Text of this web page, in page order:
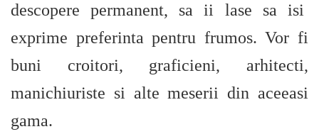
descopere permanent, sa ii lase sa isi
exprime preferinta pentru frumos. Vor fi
buni croitori, graficieni, arhitecti,
manichiuriste si alte meserii din aceeasi
gama.